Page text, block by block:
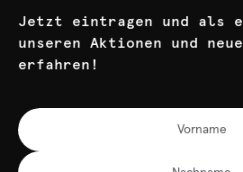
Jetzt eintragen und als
unseren Aktionen und
erfahren!